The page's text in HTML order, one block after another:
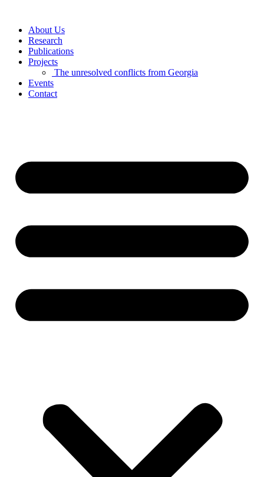
contentAbout Us
Research
Publications
Projects
The unresolved conflicts from Georgia
Events
Contact